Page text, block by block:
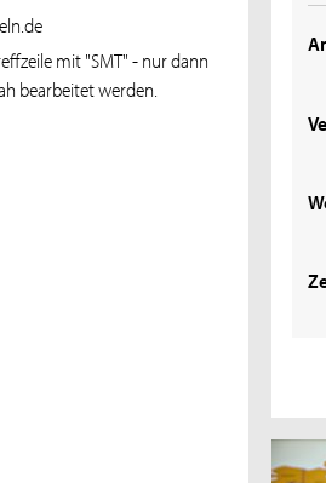
mit "SMT" - nur dann
bearbeitet werden.